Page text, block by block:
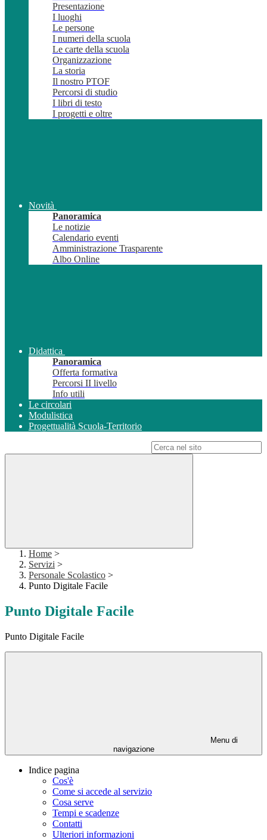
Presentazione
I luoghi
Le persone
I numeri della scuola
Le carte della scuola
Organizzazione
La storia
Il nostro PTOF
Percorsi di studio
I libri di testo
I progetti e oltre
Novità
Panoramica
Le notizie
Calendario eventi
Amministrazione Trasparente
Albo Online
Didattica
Panoramica
Offerta formativa
Percorsi II livello
Info utili
Le circolari
Modulistica
Progettualità Scuola-Territorio
Home >
Servizi >
Personale Scolastico >
Punto Digitale Facile
Punto Digitale Facile
Punto Digitale Facile
Menu di
navigazione
Indice pagina
Cos'è
Come si accede al servizio
Cosa serve
Tempi e scadenze
Contatti
Ulteriori informazioni